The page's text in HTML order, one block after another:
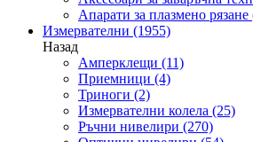
Апарати за плазмено рязане
Измервателни (1955)
Назад
Амперклещи (11)
Приемници (4)
Триноги (2)
Измервателни колела (25)
Ръчни нивелири (270)